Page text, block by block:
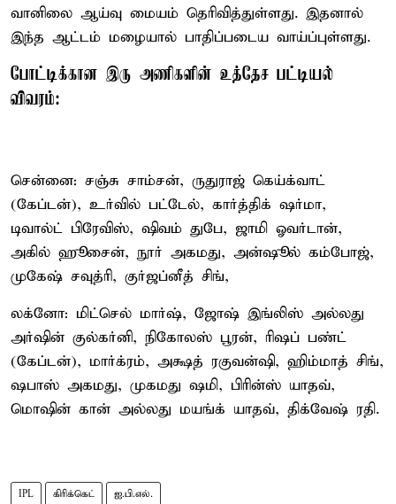
வானிலை ஆய்வு மையம் தெரிவித்துள்ளது. இதனால்
இந்த ஆட்டம் மழையால் பாதிப்படைய வாய்ப்புள்ளது.
போட்டிக்கான இரு அணிகளின் உத்தேச பட்டியல்
விவரம்:
சென்னை: சஞ்சு சாம்சன், ருதுராஜ் கெய்க்வாட்
(கேப்டன்), உர்வில் பட்டேல், கார்த்திக் ஷர்மா,
டிவால்ட் பிரேவிஸ், ஷிவம் துபே, ஜாமி ஓவர்டான்,
அகில் ஹூசைன், நூர் அகமது, அன்ஷூல் கம்போஜ்,
முகேஷ் சவுத்ரி, குர்ஜப்னீத் சிங்,
லக்னோ: மிட்செல் மார்ஷ், ஜோஷ் இங்லிஸ் அல்லது
அர்ஷின் குல்கர்னி, நிகோலஸ் பூரன், ரிஷப் பண்ட்
(கேப்டன்), மார்க்ரம், அக்ஷத் ரகுவன்ஷி, ஹிம்மாத் சிங்,
ஷபாஸ் அகமது, முகமது ஷமி, பிரின்ஸ் யாதவ்,
மொஷின் கான் அல்லது மயங்க் யாதவ், திக்வேஷ் ரதி.
IPL கிரிக்கெட் ஐ.பி.எல்.